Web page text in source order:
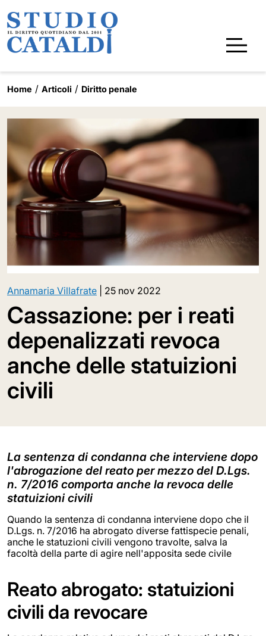
Home Articoli Diritto penale
Annamaria Villafrate 25 nov 2022
Cassazione: per i reati
depenalizzati revoca
anche delle statuizioni
civili
La sentenza di condanna che interviene dopo
l'abrogazione del reato per mezzo del D.Lgs.
n. 7/2016 comporta anche la revoca delle
statuizioni civili
Quando la sentenza di condanna interviene dopo che il
D.Lgs. n. 7/2016 ha abrogato diverse fattispecie penali,
anche le statuzioni civili vengono travolte, salva la
facoltà della parte di agire nell'apposita sede civile
Reato abrogato: statuizioni
civili da revocare